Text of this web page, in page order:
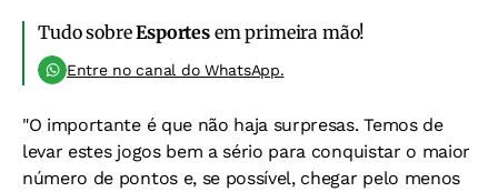
Tudo sobreEsportesem primeira mão!
Entre no canal do WhatsApp.
"O importante é que não haja surpresas. Temos de
levar estes jogos bem a sério para conquistar o maior
número de pontos e, se possível, chegar pelo menos